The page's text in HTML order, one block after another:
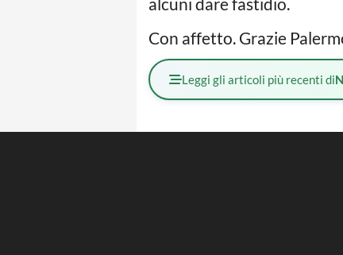
Con affetto. Grazie
Leggi gli articoli più recenti di